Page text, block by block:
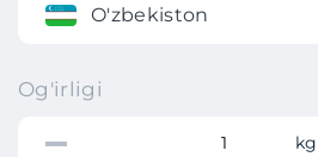
O'zbekiston
Og'irligi
kg